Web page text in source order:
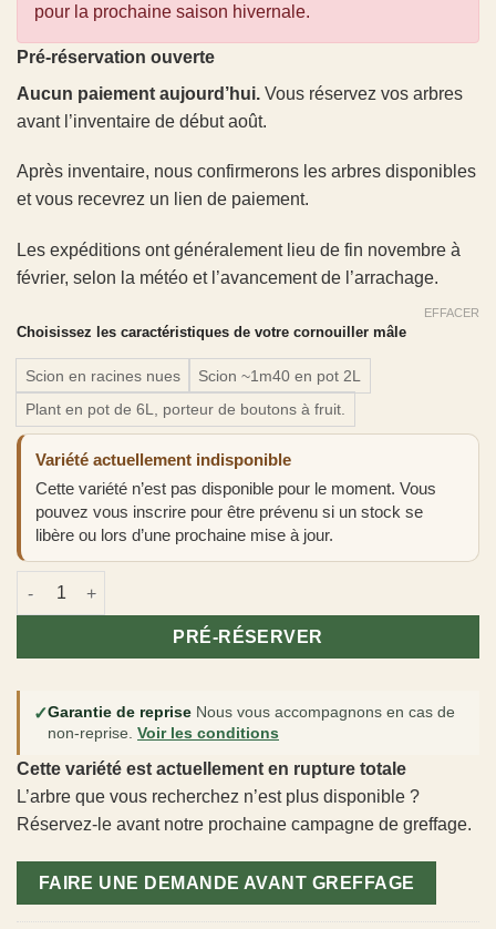
pour la prochaine saison hivernale.
Pré-réservation ouverte
Aucun paiement aujourd’hui. Vous réservez vos arbres
avant l’inventaire de début août.
Après inventaire, nous confirmerons les arbres disponibles
et vous recevrez un lien de paiement.
Les expéditions ont généralement lieu de fin novembre à
février, selon la météo et l’avancement de l’arrachage.
Choisissez les caractéristiques de votre cornouiller mâle
Scion en racines nues
Scion ~1m40 en pot 2L
Plant en pot de 6L, porteur de boutons à fruit.
EFFACER
Variété actuellement indisponible
Cette variété n’est pas disponible pour le moment. Vous
pouvez vous inscrire pour être prévenu si un stock se
libère ou lors d’une prochaine mise à jour.
quantité de Cornus mas 'Ekzotichese'
PRÉ-RÉSERVER
✓Garantie de reprise Nous vous accompagnons en cas de
non-reprise. Voir les conditions
Cette variété est actuellement en rupture totale
L’arbre que vous recherchez n’est plus disponible ?
Réservez-le avant notre prochaine campagne de greffage.
FAIRE UNE DEMANDE AVANT GREFFAGE